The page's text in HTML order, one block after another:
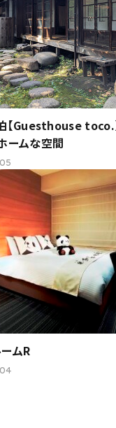
【Guesthouse toco.
ームな空間
ムR